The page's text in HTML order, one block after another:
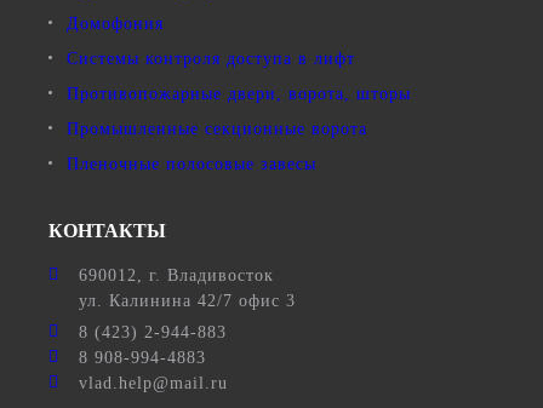
Домофония
Системы контроля доступа в лифт
Противопожарные двери, ворота, шторы
Промышленные секционные ворота
Пленочные полосовые завесы
КОНТАКТЫ
690012, г. Владивосток
ул. Калинина 42/7 офис 3
8 (423) 2-944-883
8 908-994-4883
vlad.help@mail.ru